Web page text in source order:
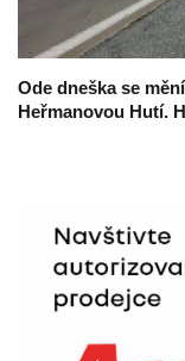
Ode dneška se
Heřmanovou Hutí.